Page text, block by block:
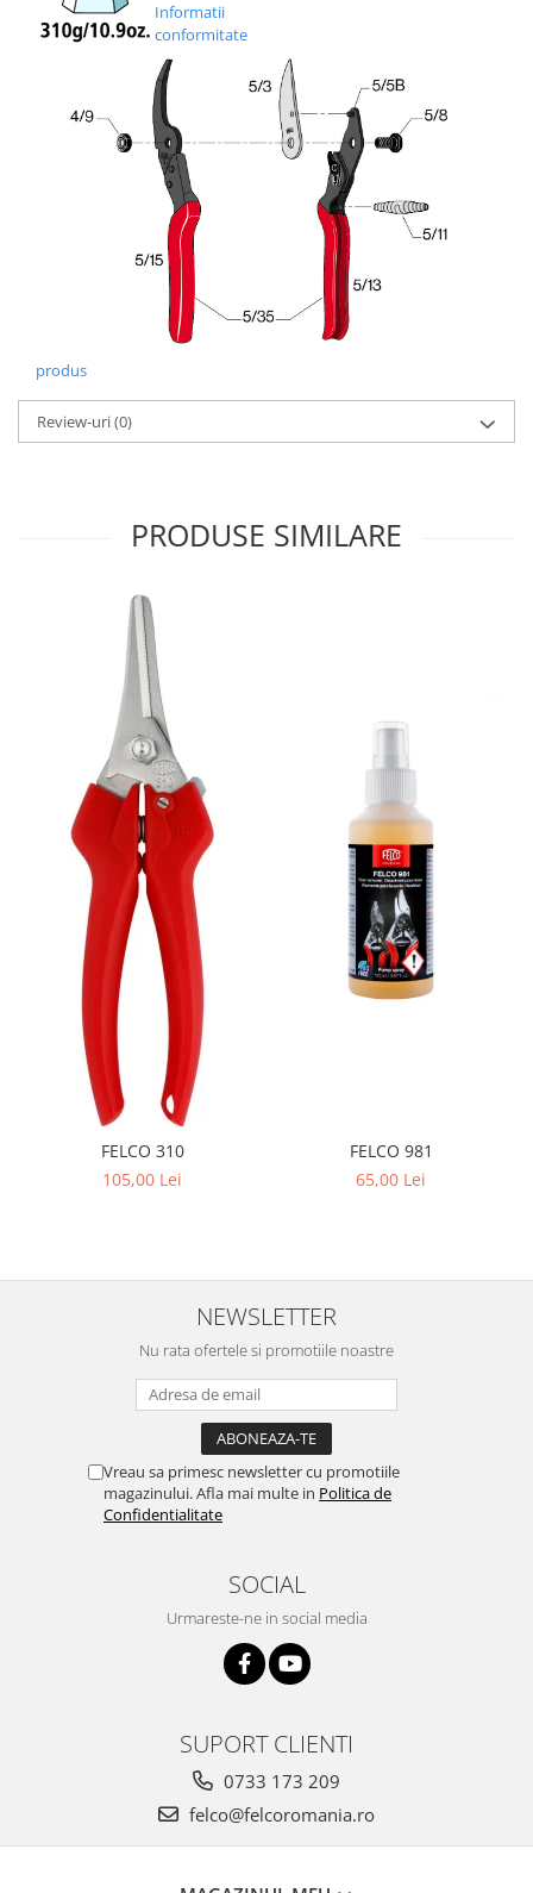
Informatii
conformitate
produs
Review-uri(0)
PRODUSE SIMILARE
FELCO 310
105,00 Lei
FELCO 981
65,00 Lei
NEWSLETTER
Nu rata ofertele si promotiile noastre
Vreau sa primesc newsletter cu promotiile
magazinului. Afla mai multe in Politica de
Confidentialitate
SOCIAL
Urmareste-ne in social media
SUPORT CLIENTI
0733 173 209
felco@felcoromania.ro